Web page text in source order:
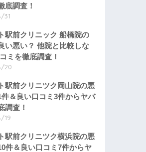
底調査！
31
駅前クリニック 船橋院の
い悪い？ 他院と比較しな
ミを徹底調査！
20
駅前クリニツク岡山院の悪
件＆良い口コミ3件からヤバ
調査！
19
駅前クリニツク横浜院の悪
件＆良い口コミ7件からヤ